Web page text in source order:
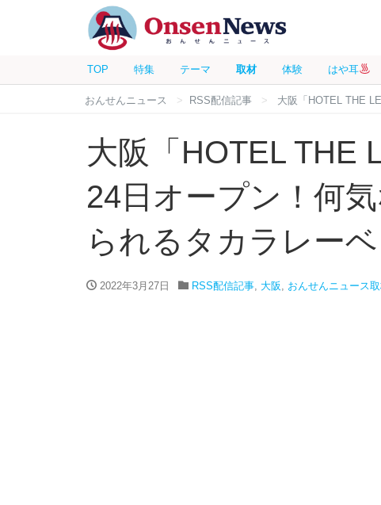
TOP 特集 テーマ 取材 体験 はや耳
おんせんニュース RSS配信記事 大阪「HOTEL THE
大阪「HOTEL THE
24日オープン！何
られるタカラレー
2022年3月27日 RSS配信記事, 大阪, おんせんニュース